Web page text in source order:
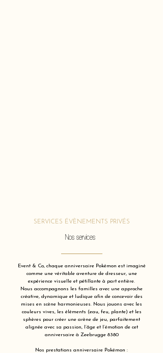
SERVICES ÉVÈNEMENTS PRIVÉS
Nos services
Event & Co, chaque anniversaire Pokémon est imaginé
comme une véritable aventure de dresseur, une
expérience visuelle et pétillante à part entière.
Nous accompagnons les familles avec une approche
créative, dynamique et ludique afin de concevoir des
mises en scène harmonieuses. Nous jouons avec les
couleurs vives, les éléments (eau, feu, plante) et les
sphères pour créer une arène de jeu, parfaitement
alignée avec sa passion, l’âge et l’émotion de cet
anniversaire à Zeebrugge 8380
Nos prestations anniversaire Pokémon :